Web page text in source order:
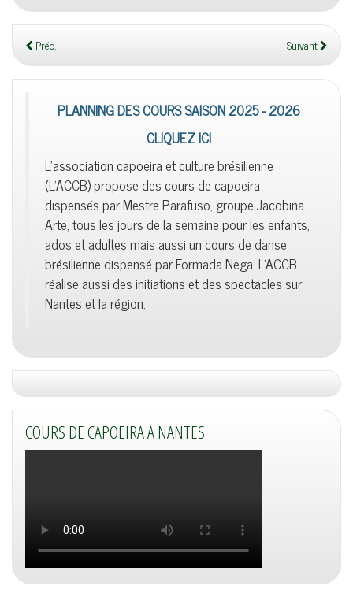
Préc. Suivant
PLANNING DES COURS SAISON 2025 - 2026
CLIQUEZ ICI
L'association capoeira et culture brésilienne
(L'ACCB) propose des cours de capoeira
dispensés par Mestre Parafuso, groupe Jacobina
Arte, tous les jours de la semaine pour les enfants,
ados et adultes mais aussi un cours de danse
brésilienne dispensé par Formada Nega. L'ACCB
réalise aussi des initiations et des spectacles sur
Nantes et la région.
COURS DE CAPOEIRA A NANTES